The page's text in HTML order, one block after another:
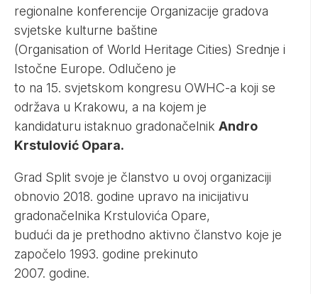
regionalne konferencije Organizacije gradova
svjetske kulturne baštine
(Organisation of World Heritage Cities) Srednje i
Istočne Europe. Odlučeno je
to na 15. svjetskom kongresu OWHC-a koji se
održava u Krakowu, a na kojem je
kandidaturu istaknuo gradonačelnik Andro
Krstulović Opara.
Grad Split svoje je članstvo u ovoj organizaciji
obnovio 2018. godine upravo na inicijativu
gradonačelnika Krstulovića Opare,
budući da je prethodno aktivno članstvo koje je
započelo 1993. godine prekinuto
2007. godine.